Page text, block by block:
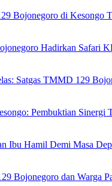
Bojonegoro di Kesongo
Hadirkan Safari
Satgas TMMD 129
Pembuktian
Ibu Hamil Demi Masa
Bojonegoro dan Warga